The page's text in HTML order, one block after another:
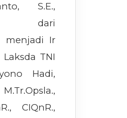
S.E.,
dari
menjadi Ir
TNI
Hadi,
CIQnR.,